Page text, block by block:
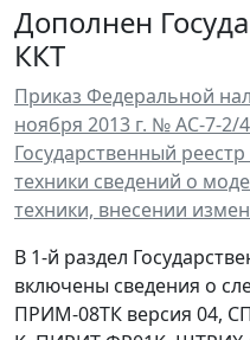
Дополнен
ККТ
Приказ Федеральной
ноября 2013 г. № АС-7-2/
Государственный
техники сведений о
техники, внесении
В 1-й раздел
включены сведения о
ПРИМ-08ТК версия 04,